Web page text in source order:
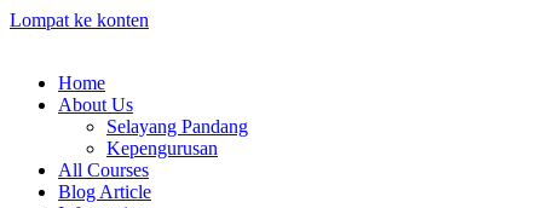
Lompat ke konten
Home
About Us
Selayang Pandang
Kepengurusan
All Courses
Blog Article